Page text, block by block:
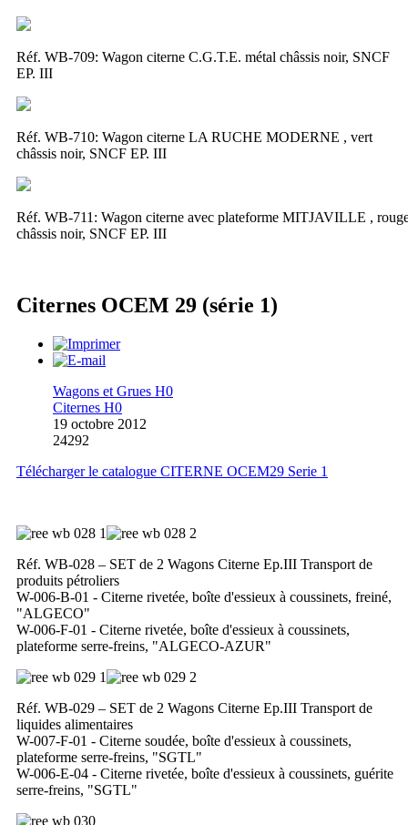
Réf. WB-709: Wagon citerne C.G.T.E. métal châssis noir, SNCF
EP. III
Réf. WB-710: Wagon citerne LA RUCHE MODERNE , vert
châssis noir, SNCF EP. III
Réf. WB-711: Wagon citerne avec plateforme MITJAVILLE ,
châssis noir, SNCF EP. III
Citernes OCEM 29 (série 1)
Wagons et Grues H0
Citernes H0
19 octobre 2012
24292
Télécharger le catalogue CITERNE OCEM29 Serie 1
Réf. WB-028 – SET de 2 Wagons Citerne Ep.III Transport de
produits pétroliers
W-006-B-01 - Citerne rivetée, boîte d'essieux à coussinets, freiné,
"ALGECO"
W-006-F-01 - Citerne rivetée, boîte d'essieux à coussinets,
plateforme serre-freins, "ALGECO-AZUR"
Réf. WB-029 – SET de 2 Wagons Citerne Ep.III Transport de
liquides alimentaires
W-007-F-01 - Citerne soudée, boîte d'essieux à coussinets,
plateforme serre-freins, "SGTL"
W-006-E-04 - Citerne rivetée, boîte d'essieux à coussinets, guérite
serre-freins, "SGTL"